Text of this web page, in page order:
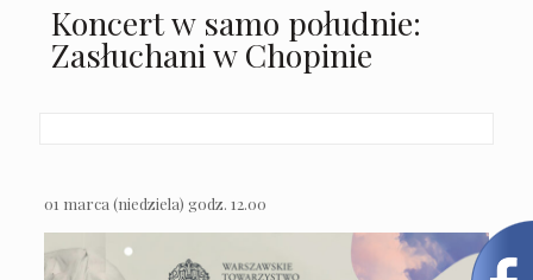
Koncert w samo południe:
Zasłuchani w Chopinie
01 marca (niedziela) godz. 12.00